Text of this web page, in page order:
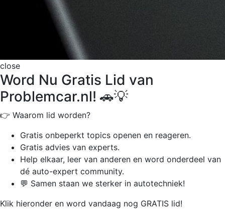
close
Word Nu Gratis Lid van
Problemcar.nl! 🚗💡
👉 Waarom lid worden?
Gratis onbeperkt topics openen en reageren.
Gratis advies van experts.
Help elkaar, leer van anderen en word onderdeel van
dé auto-expert community.
💬 Samen staan we sterker in autotechniek!
Klik hieronder en word vandaag nog GRATIS lid!